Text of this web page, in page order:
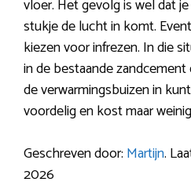
vloer. Het gevolg is wel dat
stukje de lucht in komt.
kiezen voor infrezen. In die
in de bestaande
de verwarmingsbuizen in
voordelig en kost maar
Geschreven door: Martijn.
2026